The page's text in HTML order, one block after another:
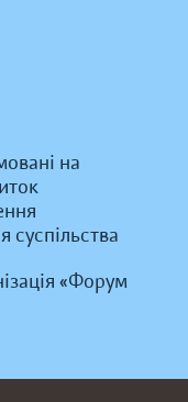
на
суспільства
«Форум